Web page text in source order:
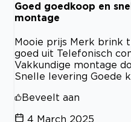
Goed goedkoop en
montage
Mooie prijs Merk brink
goed uit Telefonisch
Vakkundige montage
Snelle levering Goede
Beveelt aan
4 March 2025